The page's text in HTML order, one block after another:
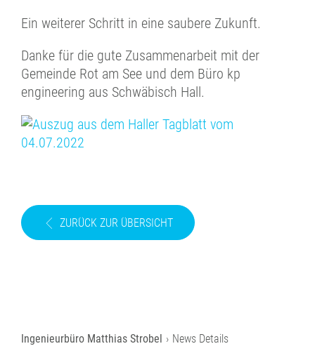
Ein weiterer Schritt in eine saubere Zukunft.
Danke für die gute Zusammenarbeit mit der
Gemeinde Rot am See und dem Büro kp
engineering aus Schwäbisch Hall.
ZURÜCK ZUR ÜBERSICHT
News Details